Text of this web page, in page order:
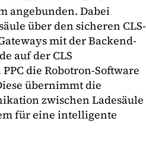
angebunden. Dabei
über den sicheren CLS-
mit der Backend-
auf der CLS
die Robotron-Software
übernimmt die
zwischen Ladesäule
für eine intelligente